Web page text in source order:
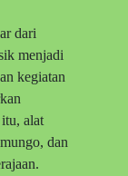
dari
menjadi
kegiatan
alat
dan